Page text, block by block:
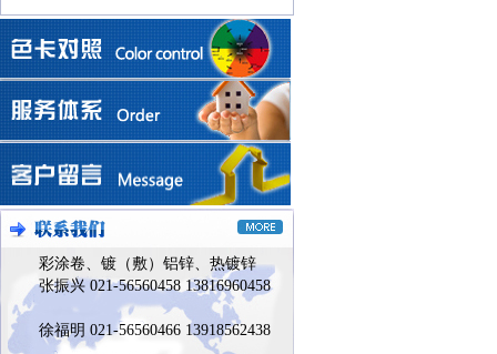
彩涂卷、镀（敷）铝锌、热镀锌
张振兴 021-56560458 13816960458
徐福明 021-56560466 13918562438